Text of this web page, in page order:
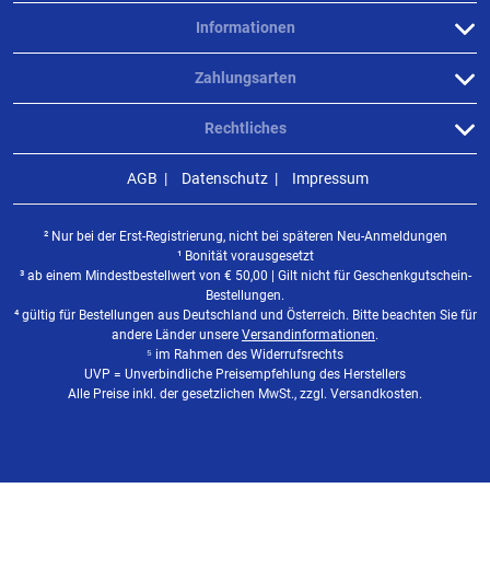
Informationen
Rechtliches
Zahlungsarten
AGB Datenschutz Impressum
² Nur bei der Erst-Registrierung, nicht bei späteren Neu-Anmeldungen
¹ Bonität vorausgesetzt
³ ab einem Mindestbestellwert von € 50,00 | Gilt nicht für Geschenkgutschein-
Bestellungen.
⁴ gültig für Bestellungen aus Deutschland und Österreich. Bitte beachten Sie für
andere Länder unsere Versandinformationen.
⁵ im Rahmen des Widerrufsrechts
UVP = Unverbindliche Preisempfehlung des Herstellers
Alle Preise inkl. der gesetzlichen MwSt., zzgl. Versandkosten.